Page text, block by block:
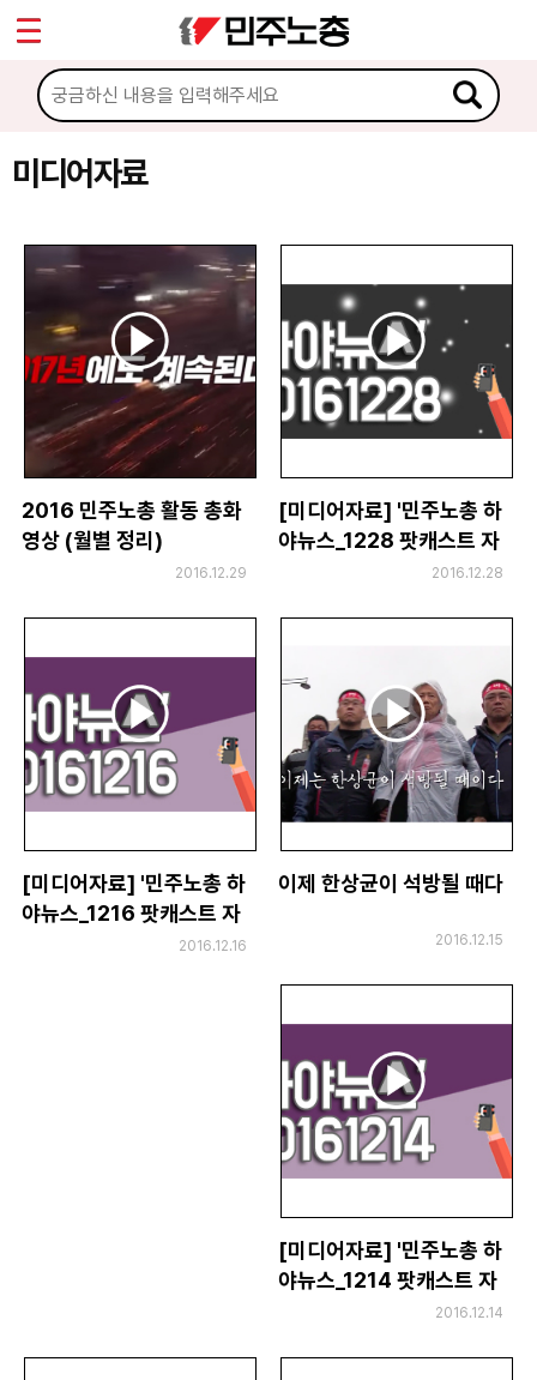
미디어자료
2016 민주노총 활동 총화
영상 (월별 정리)
2016.12.29
[미디어자료] '민주노총 하
야뉴스_1228 팟캐스트 자
2016.12.28
[미디어자료] '민주노총 하
야뉴스_1216 팟캐스트 자
2016.12.16
이제 한상균이 석방될 때다
2016.12.15
[미디어자료] '민주노총 하
야뉴스_1214 팟캐스트 자
2016.12.14
마이페이지
소개
소식
문서자료
이미지자료
미디어자료
카드뉴스
Sketchbook5, 스케치북5
Sketchbook5, 스케치북5